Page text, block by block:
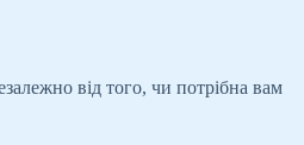
від того, чи потрібна вам